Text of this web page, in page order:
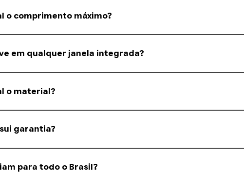
o comprimento máximo?
em qualquer janela integrada?
o material?
garantia?
para todo o Brasil?